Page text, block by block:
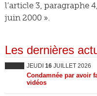
l’article 3, paragraphe
juin 2000 ».
Les dernières
JEUDI 16 JUILLET 2026
Condamnée par avoir
vidéos